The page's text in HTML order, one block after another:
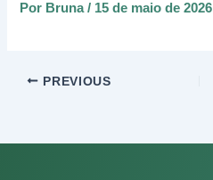
Por Bruna/ 15 de maio de 2026
PREVIOUS